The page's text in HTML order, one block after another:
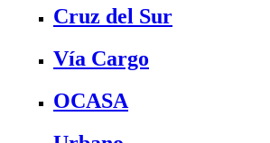
Cruz del Sur
Vía Cargo
OCASA